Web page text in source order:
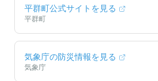
平群町公式サイトを見る
平群町
気象庁の防災情報を見る
気象庁